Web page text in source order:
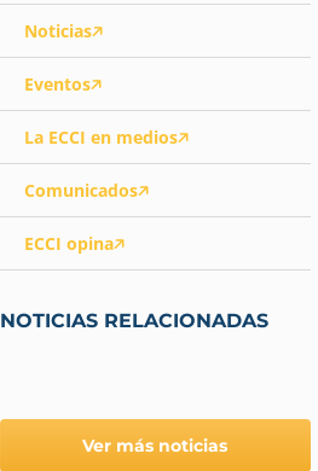
Noticias
Eventos
La ECCI en medios
Comunicados
ECCI opina
NOTICIAS RELACIONADAS
Ver más noticias